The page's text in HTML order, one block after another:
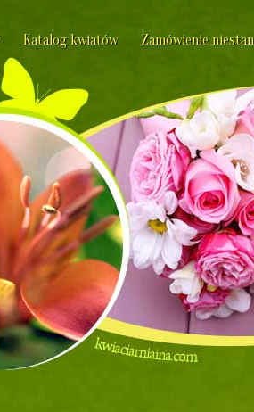
Katalog kwiatów Zamówienie